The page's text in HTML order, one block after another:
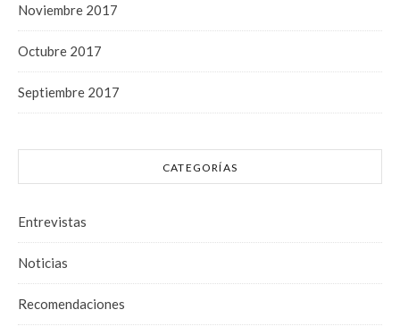
Noviembre 2017
Octubre 2017
Septiembre 2017
CATEGORÍAS
Entrevistas
Noticias
Recomendaciones